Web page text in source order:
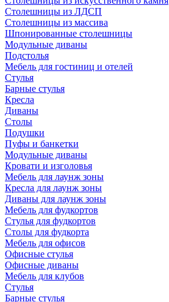
Столешницы из ЛДСП
Столешницы из массива
Шпонированные столешницы
Модульные диваны
Подстолья
Мебель для гостиниц и отелей
Стулья
Барные стулья
Кресла
Диваны
Столы
Подушки
Пуфы и банкетки
Модульные диваны
Кровати и изголовья
Мебель для лаунж зоны
Кресла для лаунж зоны
Диваны для лаунж зоны
Мебель для фудкортов
Стулья для фудкортов
Столы для фудкорта
Мебель для офисов
Офисные стулья
Офисные диваны
Мебель для клубов
Стулья
Барные стулья